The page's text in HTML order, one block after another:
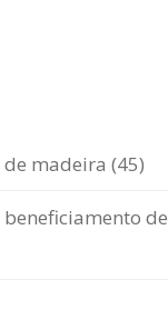
madeira (45)
de